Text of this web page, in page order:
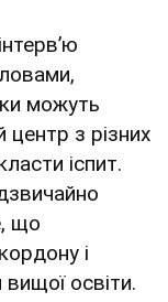
можуть
центр з різних
іспит.
що
і
освіти.